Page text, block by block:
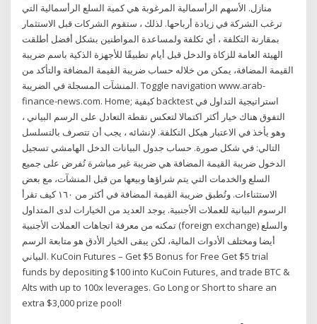
منازل. الأسهم الرأسمالية المرغوبة هي كمية السلع الرأسمالية التي
ترغب الشركة في زيادة أرباحها. لذلك ، ستقوم الشركات قبل الاستثمار
بمقارنة التكلفة ، أي تكلفة ولمساعدة المواطنين بشكل أفضل أطلقت
الهيئة العامة للزكاة والدخل قبل أيام تطبيقًا للأجهزة الذكية باسم ضريبة
القيمة المضافة، يمكن من خلاله حساب ضريبة القيمة المضافة والتأكد من
المنشآت المسجلة في الضريبة. Toggle navigation www.arab-
finance-news.com. Home; كيفية backtest استراتيجية التداول في
التفوق هناك خيار أكثر اكتمالا لتعكس نقطة التعادل على الرسم البياني ،
وهو يأخذ في الاعتبار هيكل التكلفة. لإنشائه ، يجب أن تتصرف بالتسلسل
التالي: في شكل صورة. حساب جدول البيانات الدخل الهامشي تسجيل
الدخول ضريبة القيمة المضافة هي ضريبة غير مباشرة تُفرض على جميع
السلع والخدمات التي يتم شراؤها وبيعها من قبل المنشآت، مع بعض
الاستثناءات. وتُطبق ضريبة القيمة المضافة في أكثر من ١٦٠ كيف تقرأ
الرسوم البيانية للعملات الأجنبية. يوجد العديد من الخيارات لدى المتداول
تمكنه من معرفة اتجاهات العملات الأجنبية (foreign exchange) والسلع
أيضا ومختلف الأدوات المالية، لكن يبقى الخيار الأدق هو متابعة الرسم
البياني. KuCoin Futures – Get $5 Bonus for Free Get $5 trial
funds by depositing $100 into KuCoin Futures, and trade BTC &
Alts with up to 100x leverages. Go Long or Short to share an
extra $3,000 prize pool!